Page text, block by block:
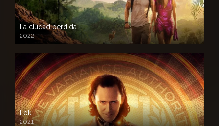
La ciudad perdida
2022
Loki
2021